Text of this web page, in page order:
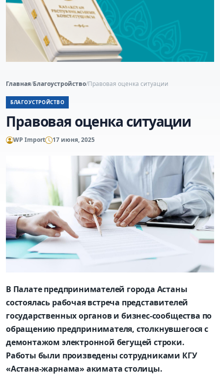
Главная/Благоустройство/Правовая оценка ситуации
БЛАГОУСТРОЙСТВО
Правовая оценка ситуации
WP Import 17 июня, 2025
В Палате предпринимателей города Астаны
состоялась рабочая встреча представителей
государственных органов и бизнес-сообщества по
обращению предпринимателя, столкнувшегося с
демонтажом электронной бегущей строки.
Работы были произведены сотрудниками КГУ
«Астана-жарнама» акимата столицы.